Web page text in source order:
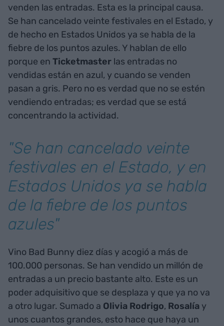
venden las entradas. Esta es la principal causa.
Se han cancelado veinte festivales en el Estado, y
de hecho en Estados Unidos ya se habla de la
fiebre de los puntos azules. Y hablan de ello
porque en Ticketmaster las entradas no
vendidas están en azul, y cuando se venden
pasan a gris. Pero no es verdad que no se estén
vendiendo entradas; es verdad que se está
concentrando la actividad.
"Se han cancelado veinte
festivales en el Estado, y en
Estados Unidos ya se habla
de la fiebre de los puntos
azules"
Vino Bad Bunny diez días y acogió a más de
100.000 personas. Se han vendido un millón de
entradas a un precio bastante alto. Este es un
poder adquisitivo que se desplaza y que ya no va
a otro lugar. Sumado a Olivia Rodrigo, Rosalía y
unos cuantos grandes, esto hace que haya un